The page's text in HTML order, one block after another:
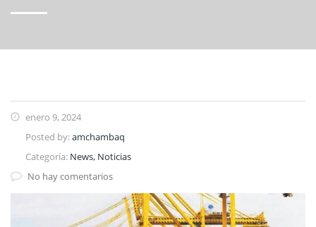
enero 9, 2024
Posted by:amchambaq
Categoría: News, Noticias
No hay comentarios